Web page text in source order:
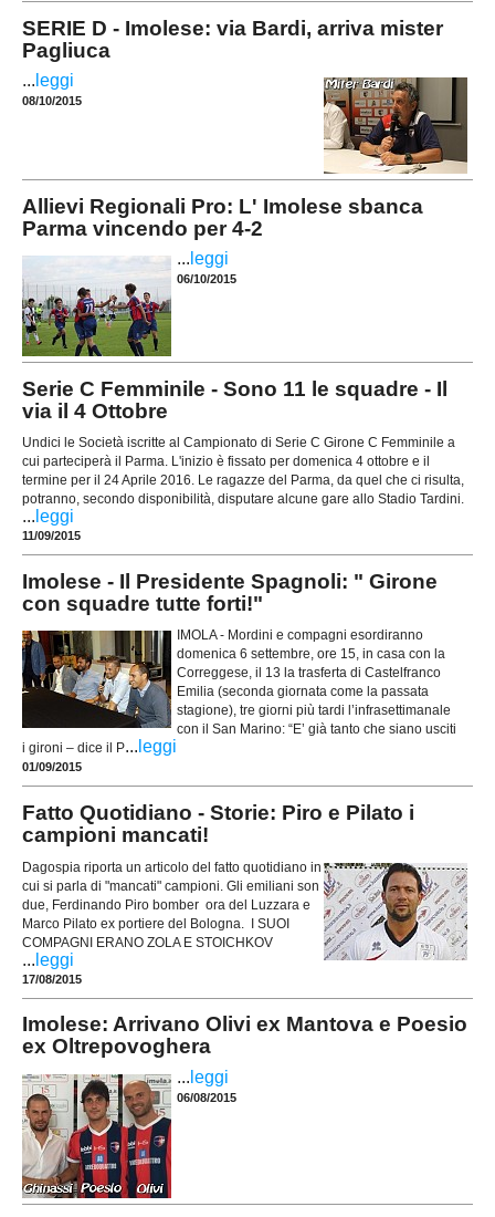
SERIE D - Imolese: via Bardi, arriva mister
Pagliuca
... leggi
08/10/2015
Allievi Regionali Pro: L' Imolese sbanca
Parma vincendo per 4-2
... leggi
06/10/2015
Serie C Femminile - Sono 11 le squadre - Il
via il 4 Ottobre
Undici le Società iscritte al Campionato di Serie C Girone C Femminile a
cui parteciperà il Parma. L'inizio è fissato per domenica 4 ottobre e il
termine per il 24 Aprile 2016. Le ragazze del Parma, da quel che ci risulta,
potranno, secondo disponibilità, disputare alcune gare allo Stadio Tardini.
... leggi
11/09/2015
Imolese - Il Presidente Spagnoli: " Girone
con squadre tutte forti!"
IMOLA - Mordini e compagni esordiranno
domenica 6 settembre, ore 15, in casa con la
Correggese, il 13 la trasferta di Castelfranco
Emilia (seconda giornata come la passata
stagione), tre giorni più tardi l’infrasettimanale
con il San Marino: “E’ già tanto che siano usciti
i gironi – dice il P... leggi
01/09/2015
Fatto Quotidiano - Storie: Piro e Pilato i
campioni mancati!
Dagospia riporta un articolo del fatto quotidiano in
cui si parla di "mancati" campioni. Gli emiliani son
due, Ferdinando Piro bomber ora del Luzzara e
Marco Pilato ex portiere del Bologna. I SUOI
COMPAGNI ERANO ZOLA E STOICHKOV
... leggi
17/08/2015
Imolese: Arrivano Olivi ex Mantova e Poesio
ex Oltrepovoghera
... leggi
06/08/2015